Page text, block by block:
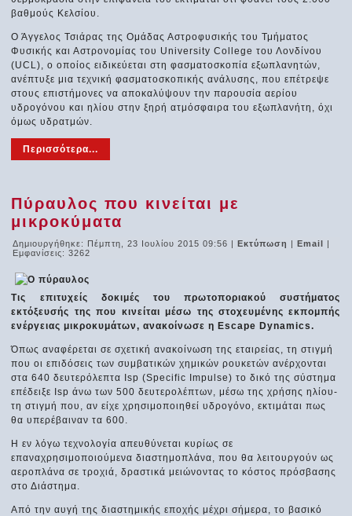
βαθμούς Κελσίου.
Ο Άγγελος Τσιάρας της Ομάδας Αστροφυσικής του Τμήματος
Φυσικής και Αστρονομίας του University College του Λονδίνου
(UCL), ο οποίος ειδικεύεται στη φασματοσκοπία εξωπλανητών,
ανέπτυξε μια τεχνική φασματοσκοπικής ανάλυσης, που επέτρεψε
στους επιστήμονες να αποκαλύψουν την παρουσία αερίου
υδρογόνου και ηλίου στην ξηρή ατμόσφαιρα του εξωπλανήτη, όχι
όμως υδρατμών.
Περισσότερα...
Πύραυλος που κινείται με
μικροκύματα
Δημιουργήθηκε: Πέμπτη, 23 Ιουλίου 2015 09:56 |Εκτύπωση |Email |
Εμφανίσεις: 3262
Τις επιτυχείς δοκιμές του πρωτοποριακού συστήματος
εκτόξευσής της που κινείται μέσω της στοχευμένης εκπομπής
ενέργειας μικροκυμάτων, ανακοίνωσε η Escape Dynamics.
Όπως αναφέρεται σε σχετική ανακοίνωση της εταιρείας, τη στιγμή
που οι επιδόσεις των συμβατικών χημικών ρουκετών ανέρχονται
στα 640 δευτερόλεπτα Isp (Specific Impulse) το δικό της σύστημα
επέδειξε Isp άνω των 500 δευτερολέπτων, μέσω της χρήσης ηλίου-
τη στιγμή που, αν είχε χρησιμοποιηθεί υδρογόνο, εκτιμάται πως
θα υπερέβαιναν τα 600.
Η εν λόγω τεχνολογία απευθύνεται κυρίως σε
επαναχρησιμοποιούμενα διαστημοπλάνα, που θα λειτουργούν ως
αεροπλάνα σε τροχιά, δραστικά μειώνοντας το κόστος πρόσβασης
στο Διάστημα.
Από την αυγή της διαστημικής εποχής μέχρι σήμερα, το βασικό